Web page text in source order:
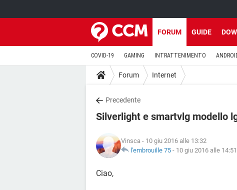
FORUM GUIDE
COVID-19 GAMING INTRATTENIMENTO
Forum Internet
Precedente
Silverlight e smartvlg modello
Vinsca - 10 giu 2016 alle 13:32
l'embrouille 75 - 10 giu 2016 alle 14:51
Ciao,